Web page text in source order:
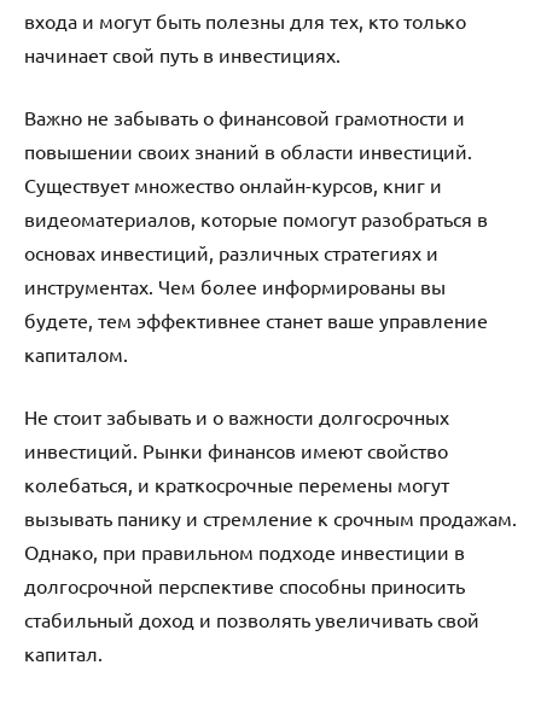
входа и могут быть полезны для тех, кто только
начинает свой путь в инвестициях.
Важно не забывать о финансовой грамотности и
повышении своих знаний в области инвестиций.
Существует множество онлайн-курсов, книг и
видеоматериалов, которые помогут разобраться в
основах инвестиций, различных стратегиях и
инструментах. Чем более информированы вы
будете, тем эффективнее станет ваше управление
капиталом.
Не стоит забывать и о важности долгосрочных
инвестиций. Рынки финансов имеют свойство
колебаться, и краткосрочные перемены могут
вызывать панику и стремление к срочным продажам.
Однако, при правильном подходе инвестиции в
долгосрочной перспективе способны приносить
стабильный доход и позволять увеличивать свой
капитал.